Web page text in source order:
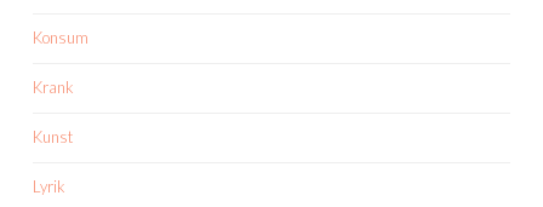
Konsum
Krank
Kunst
Lyrik